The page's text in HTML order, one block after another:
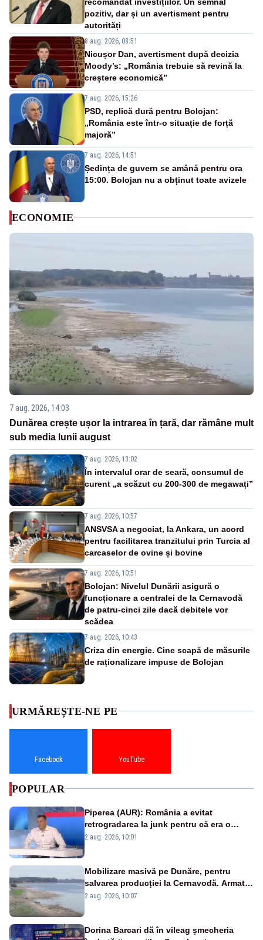
pozitiv, dar și un avertisment pentru
autorități
8 aug. 2026, 08:51
Nicușor Dan, avertisment după decizia
Moody’s: „România trebuie să revină la
creștere economică”
7 aug. 2026, 15:26
PSD, replică dură pentru Bolojan:
„România este într-o situație de forță
majoră”
7 aug. 2026, 14:51
Ședința de guvern se amână pentru ora
15:00. Bolojan nu a obținut toate avizele
ECONOMIE
7 aug. 2026, 14:03
Dunărea crește ușor la intrarea în țară, dar rămâne mult
sub media lunii august
7 aug. 2026, 13:02
În intervalul orar de seară, consumul de
curent „a scăzut cu 200-300 de megawați”
7 aug. 2026, 10:57
ANSVSA a negociat, la Ankara, un acord
pentru facilitarea tranzitului prin Turcia al
carcaselor de ovine și bovine
7 aug. 2026, 10:51
Bolojan: Nivelul Dunării asigură o
funcționare a centralei de la Cernavodă
de patru-cinci zile dacă debitele vor
scădea
7 aug. 2026, 10:43
Criza din energie. Cine scapă de măsurile
de raționalizare impuse de Bolojan
URMĂREȘTE-NE PE
Facebook YouTube
POPULAR
Piperea (AUR): România a evitat
retrogradarea la junk pentru că era o
catastrofă pentru bănci și fondurile de
2 aug. 2026, 10:01
Mobilizare masivă pe Dunăre, pentru
salvarea producției la Cernavodă. Armata
va detona o stâncă și va devia apa
2 aug. 2026, 10:07
Dorina Barcari dă în vileag șmecheria